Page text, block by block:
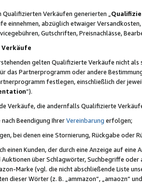
Qualifizierten Verkäufen generierten „
einnehmen, abzüglich etwaiger
Gutschriften, Preisnachlässe,
Verkäufe
gelten Qualifizierte Verkäufe nicht
das Partnerprogramm oder andere
festlegen, einschließlich der
“).
Verkäufe, die andernfalls Qualifizierte
Beendigung IhrerVereinbarung erfolgen;
bei denen eine Stornierung, Rückgabe oder
einen Kunden, der durch eine Anzeige auf
Auktionen über Schlagwörter, Suchbegriffe
Marke (vgl. die nicht abschließende Liste
dieser Wörter (z. B. „ammazon“, „amaozn“